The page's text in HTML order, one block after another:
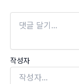
작성자